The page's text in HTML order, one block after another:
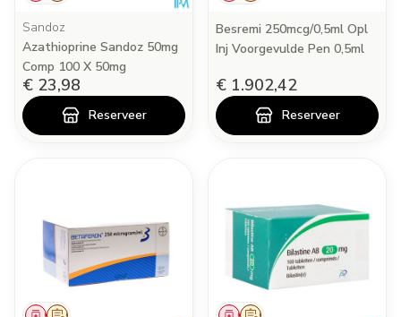
Sandoz
Azathioprine Sandoz 50mg
Comp 100 X 50mg
€ 23,98
Reserveer
Besremi 250mcg/0,5ml Opl
Inj Voorgevulde Pen 0,5ml
€ 1.902,42
Reserveer